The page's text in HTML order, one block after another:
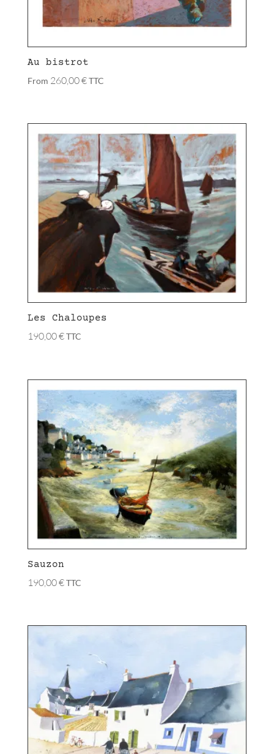
Au bistrot
From 260,00€TTC
Les Chaloupes
190,00€TTC
Sauzon
190,00€TTC